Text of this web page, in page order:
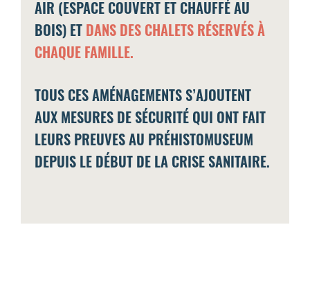
AIR (ESPACE COUVERT ET CHAUFFÉ AU
BOIS) ET DANS DES CHALETS RÉSERVÉS À
CHAQUE FAMILLE.
TOUS CES AMÉNAGEMENTS S’AJOUTENT
AUX MESURES DE SÉCURITÉ QUI ONT FAIT
LEURS PREUVES AU PRÉHISTOMUSEUM
DEPUIS LE DÉBUT DE LA CRISE SANITAIRE.